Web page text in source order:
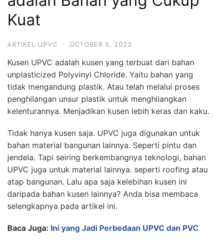
Kuat
ARTIKEL UPVC · OCTOBER 5, 2023
Kusen UPVC adalah kusen yang terbuat dari bahan
unplasticized Polyvinyl Chloride. Yaitu bahan yang
tidak mengandung plastik. Atau telah melalui proses
penghilangan unsur plastik untuk menghilangkan
kelenturannya. Menjadikan kusen lebih keras dan kaku.
Tidak hanya kusen saja. UPVC juga digunakan untuk
bahan material bangunan lainnya. Seperti pintu dan
jendela. Tapi seiring berkembangnya teknologi, bahan
UPVC juga untuk material lainnya. seperti roofing atau
atap bangunan. Lalu apa saja kelebihan kusen ini
daripada bahan kusen lainnya? Anda bisa membaca
selengkapnya pada artikel ini.
Baca Juga: Ini yang Jadi Perbedaan UPVC dan PVC